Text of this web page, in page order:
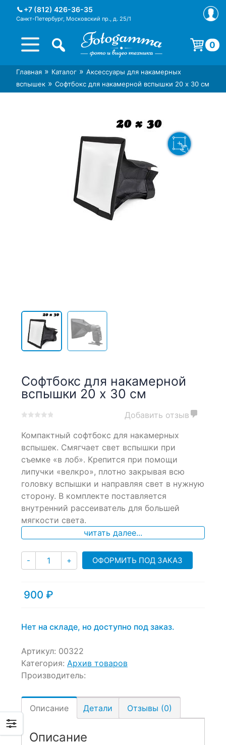
+7 (812) 426-36-35
Санкт-Петербург, Московский пр., д. 25/1
Интернет-магазин фототехники
Foto-Gamma в СПб
Магазин фотоаксессуаров foto-
gamma.ru
0
Корзина пуста.
Главная » Каталог » Аксессуары для накамерных
вспышек » Софтбокс для накамерной вспышки 20 х 30 см
Софтбокс для накамерной
вспышки 20 х 30 см
out
on
customer
ratings
Добавить отзыв
Компактный софтбокс для накамерных
вспышек. Смягчает свет вспышки при
съемке «в лоб». Крепится при помощи
липучки «велкро», плотно закрывая всю
головку вспышки и направляя свет в нужную
сторону. В комплекте поставляется
внутренний рассеиватель для большей
мягкости света.
читать далее...
- Количество
+ ОФОРМИТЬ ПОД ЗАКАЗ
900 ₽
Нет на складе, но доступно под заказ.
Артикул: 00322
Категория: Архив товаров
Производитель:
Описание Детали Отзывы (0)
Описание